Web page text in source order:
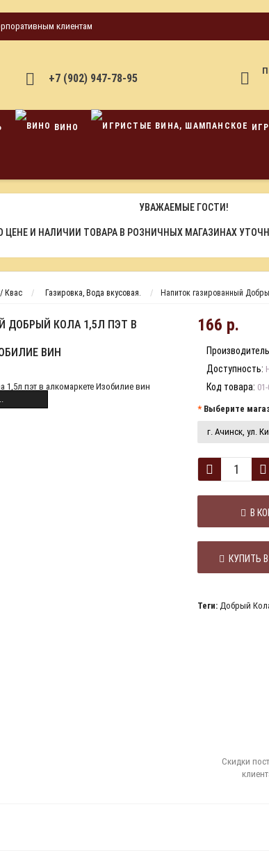
клиентам
+7 (902) 947-78-95
ВИНО
УВАЖАЕМЫЕ ГОСТИ!
И НАЛИЧИИ ТОВАРА В РОЗНИЧНЫХ МАГАЗИНАХ
Квас Газировка, Вода вкусовая. Напиток газированный
ДОБРЫЙ КОЛА 1,5Л ПЭТ В
ВИН
166 р.
Доступность:
Код товара:
Выберите
г. Ачинск, ул.
В
КУПИТЬ
Теги: Добрый
Скидки